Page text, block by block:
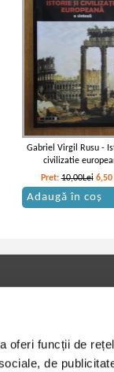
oferi funcții de
de
Gabriel Virgil Rusu -
civilizatie
Pret:10,00Lei 6,50
Adaugă în coș
si conditii
cookie-uri